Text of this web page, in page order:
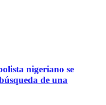
nigeriano se
de una